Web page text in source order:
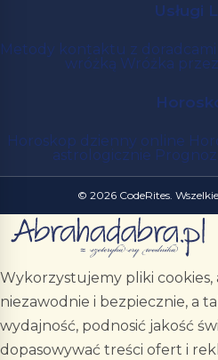
Usługi
Metody kontaktu z doradcami
wróżką Wróżka
Horoskop dzienny online
astrologicznie
© 2026 CodeRites.
Wykorzystujemy pliki cookies,
niezawodnie i bezpiecznie, a
wydajność, podnosić jakość
dopasowywać treści ofert i